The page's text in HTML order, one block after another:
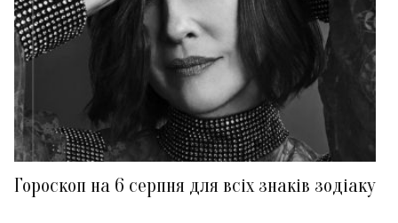
Гороскоп на 6 серпня для всіх знаків зодіаку